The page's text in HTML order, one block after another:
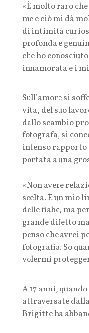
«È molto raro
me e ciò mi dà
di intimità
profonda e
che ho
innamorata e i
Sull’amore si
vita, del suo
dallo scambio
fotografa, si
intenso rapporto
portata a una
«Non avere
scelta. È un mio
delle fiabe, ma
grande difetto
penso che avrei
fotografia. So
volermi
A 17 anni,
attraversate
Brigitte ha